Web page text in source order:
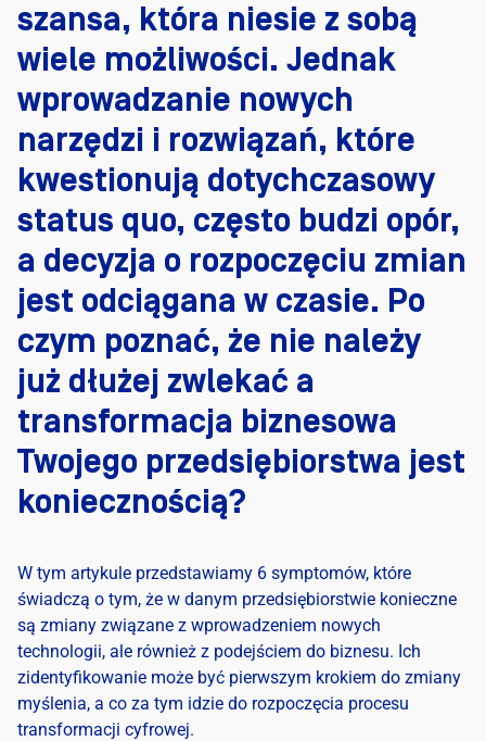
szansa, która niesie z sobą
wiele możliwości. Jednak
wprowadzanie nowych
narzędzi i rozwiązań, które
kwestionują dotychczasowy
status quo, często budzi opór,
a decyzja o rozpoczęciu zmian
jest odciągana w czasie. Po
czym poznać, że nie należy
już dłużej zwlekać a
transformacja biznesowa
Twojego przedsiębiorstwa jest
koniecznością?
W tym artykule przedstawiamy 6 symptomów, które
świadczą o tym, że w danym przedsiębiorstwie konieczne
są zmiany związane z wprowadzeniem nowych
technologii, ale również z podejściem do biznesu. Ich
zidentyfikowanie może być pierwszym krokiem do zmiany
myślenia, a co za tym idzie do rozpoczęcia procesu
transformacji cyfrowej.